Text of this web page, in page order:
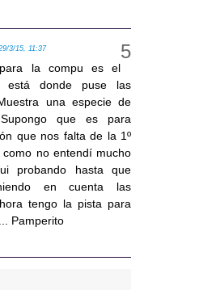
3/15, 11:37
la compu es el
está donde puse las
una especie de
que es para
que nos falta de la 1º
como no entendí mucho
probando hasta que
en cuenta las
tengo la pista para
Pamperito